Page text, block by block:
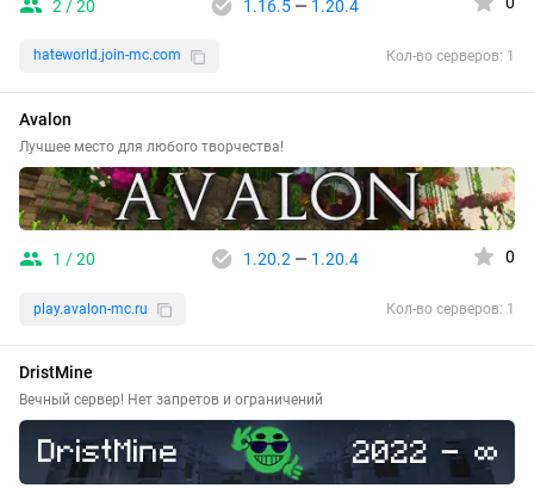
2 / 20 1.16.5— 1.20.4
hateworld.join-mc.com Кол-во серверов: 1
Avalon
Лучшее место для любого творчества!
1 / 20 1.20.2— 1.20.4 0
play.avalon-mc.ru Кол-во серверов: 1
DristMine
Вечный сервер! Нет запретов и ограничений